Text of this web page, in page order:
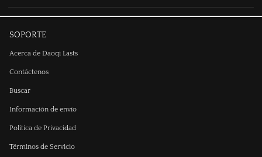
SOPORTE
Acerca de Daoqi Lasts
Contáctenos
Buscar
Información de envío
Política de Privacidad
Términos de Servicio